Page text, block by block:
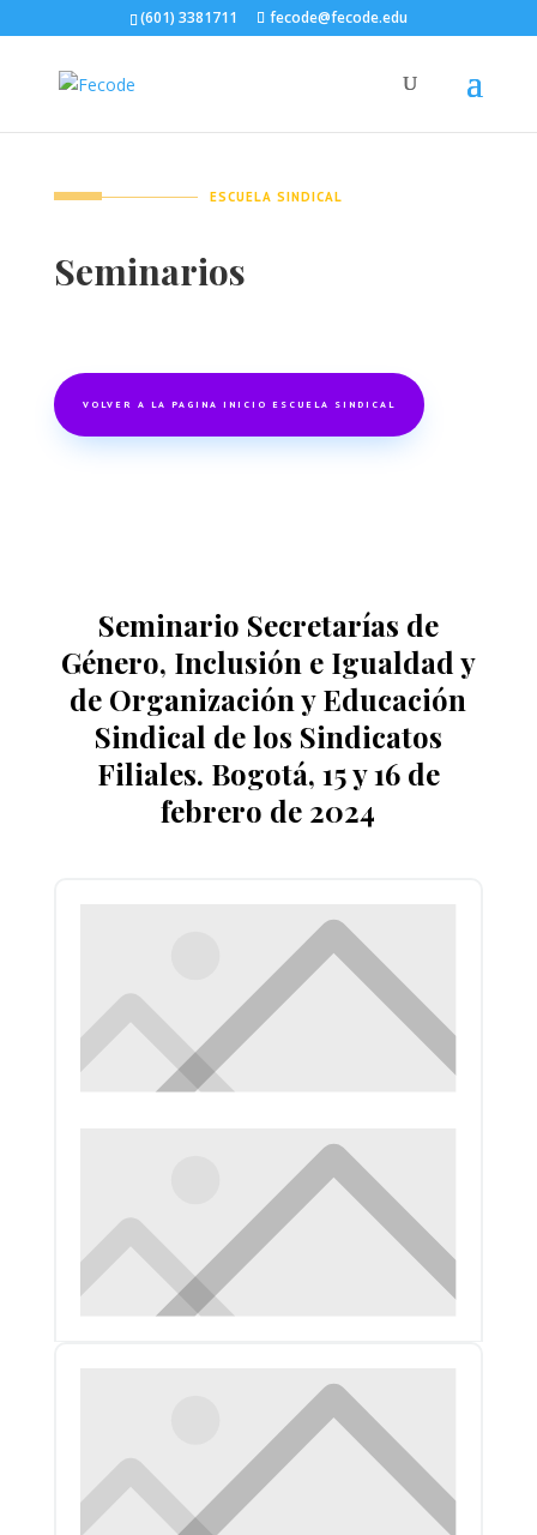
(601) 3381711 fecode@fecode.edu
ESCUELA SINDICAL
Seminarios
VOLVER A LA PAGINA INICIO ESCUELA SINDICAL
Seminario Secretarías de
Género, Inclusión e Igualdad y
de Organización y Educación
Sindical de los Sindicatos
Filiales. Bogotá, 15 y 16 de
febrero de 2024